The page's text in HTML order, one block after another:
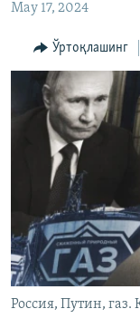
Озодлик
May 17, 2024
Ўртоқлашинг
Россия, Путин, газ.